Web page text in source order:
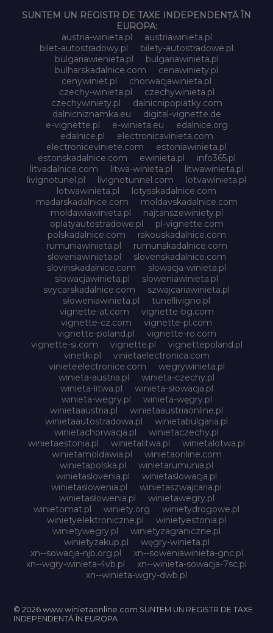
SUNTEM UN REGISTR DE TAXE INDEPENDENȚĂ ÎN
EUROPA:
austria-winieta.pl
austriawinieta.pl
bilet-autostradowy.pl
bilety-autostradowe.pl
bulgariawienieta.pl
bulgariawinieta.pl
bulharskadalnice.com
cenawiniety.pl
cenywiniet.pl
chorwacjawinieta.pl
czechy-winieta.pl
czechywinieta.pl
czechywiniety.pl
dalnicnipoplatky.com
dalnicniznamka.eu
digital-vignette.de
e-vignette.pl
e-winieta.eu
edalnice.org
edalnice.pl
electronicavinieta.com
electroniceviniete.com
estoniawinieta.pl
estonskadalnice.com
ewinieta.pl
info365.pl
litvadalnice.com
litwa-winieta.pl
litwawinieta.pl
livignotunel.pl
livignotunnel.com
lotvawinieta.pl
lotwawinieta.pl
lotysskadalnice.com
madarskadalnice.com
moldavskadalnice.com
moldawiawinieta.pl
najtanszewiniety.pl
oplatyautostradowe.pl
pl-vignette.com
polskadalnice.com
rakouskadalnice.com
rumuniawinieta.pl
rumunskadalnice.com
sloveniawinieta.pl
slovenskadalnice.com
slovinskadalnice.com
slowacja-winieta.pl
slowacjawinieta.pl
sloweniawinieta.pl
svycarskadalnice.com
szwajcariawinieta.pl
słoweniawinieta.pl
tunellivigno.pl
vignette-at.com
vignette-bg.com
vignette-cz.com
vignette-pl.com
vignette-poland.pl
vignette-ro.com
vignette-si.com
vignette.pl
vignettepoland.pl
vinetki.pl
vinietaelectronica.com
vinieteelectronice.com
wegrywinieta.pl
winieta-austria.pl
winieta-czechy.pl
winieta-litwa.pl
winieta-słowacja.pl
winieta-wegry.pl
winieta-węgry.pl
winietaaustria.pl
winietaaustriaonline.pl
winietaautostradowa.pl
winietabulgaria.pl
winietachorwacja.pl
winietaczechy.pl
winietaestonia.pl
winietalitwa.pl
winietalotwa.pl
winietamoldawia.pl
winietaonline.com
winietapolska.pl
winietarumunia.pl
winietaslovenia.pl
winietaslowacja.pl
winietaslowenia.pl
winietaszwajcaria.pl
winietasłowenia.pl
winietawegry.pl
winietomat.pl
winiety.org
winietydrogowe.pl
winietyelektroniczne.pl
winietyestonia.pl
winietywegry.pl
winietyzagraniczne.pl
winietyzakup.pl
węgry-winieta.pl
xn--sowacja-njb.org.pl
xn--soweniawinieta-gnc.pl
xn--wgry-winieta-4vb.pl
xn--winieta-sowacja-7sc.pl
xn--winieta-wgry-dwb.pl
© 2026 www.winietaonline.com SUNTEM UN REGISTR DE TAXE
INDEPENDENȚĂ ÎN EUROPA